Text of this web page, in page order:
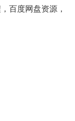
百度网盘资源，